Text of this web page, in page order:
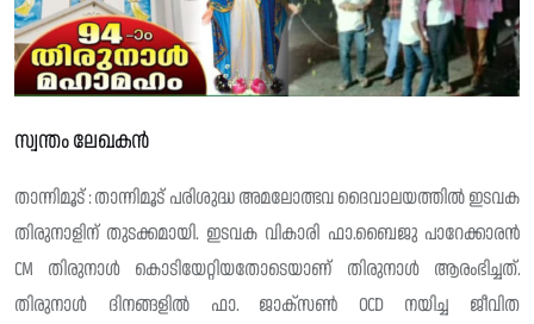
സ്വന്തം ലേഖകൻ
താന്നിമൂട് : താന്നിമൂട് പരിശുദ്ധ അമലോത്ഭവ ദൈവാലയത്തിൽ ഇടവക
തിരുനാളിന് തുടക്കമായി. ഇടവക വികാരി ഫാ.ബൈജു പാറേക്കാരൻ
CM തിരുനാൾ കൊടിയേറ്റിയതോടെയാണ് തിരുനാൾ ആരംഭിച്ചത്.
തിരുനാൾ ദിനങ്ങളിൽ ഫാ. ജാക്സൺ OCD നയിച്ച ജീവിത